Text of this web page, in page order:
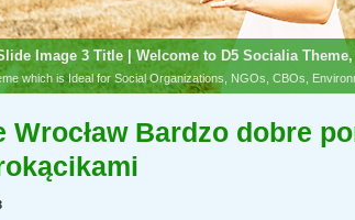
Image 3 Title | Welcome to D5 Socialia
which is Ideal for Social Organizations, NGOs, CBOs,
Bardzo dobre